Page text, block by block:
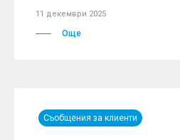
11 декември 2025
Още
Съобщения за клиенти